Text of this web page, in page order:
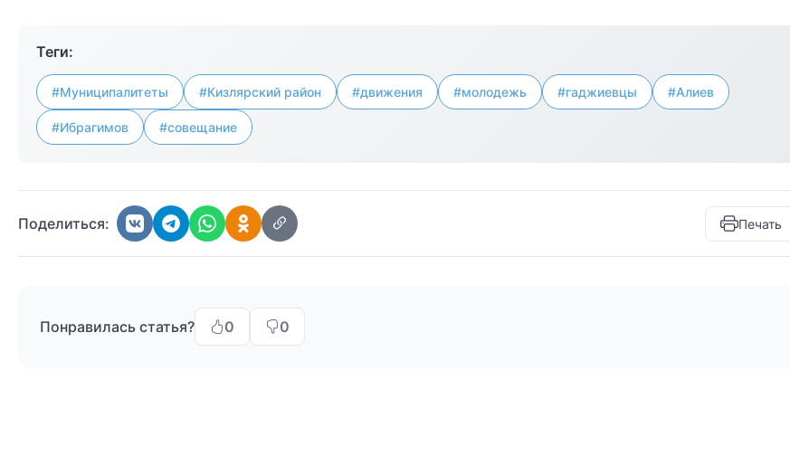
Теги:
#Муниципалитеты #Кизлярский район #движения #молодежь #гаджиевцы #Алиев
#Ибрагимов #совещание
Поделиться: Печать
Понравилась статья? 0 0